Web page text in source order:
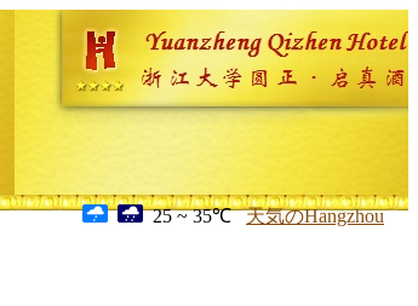
25 ~ 35℃ 天気のHangzhou